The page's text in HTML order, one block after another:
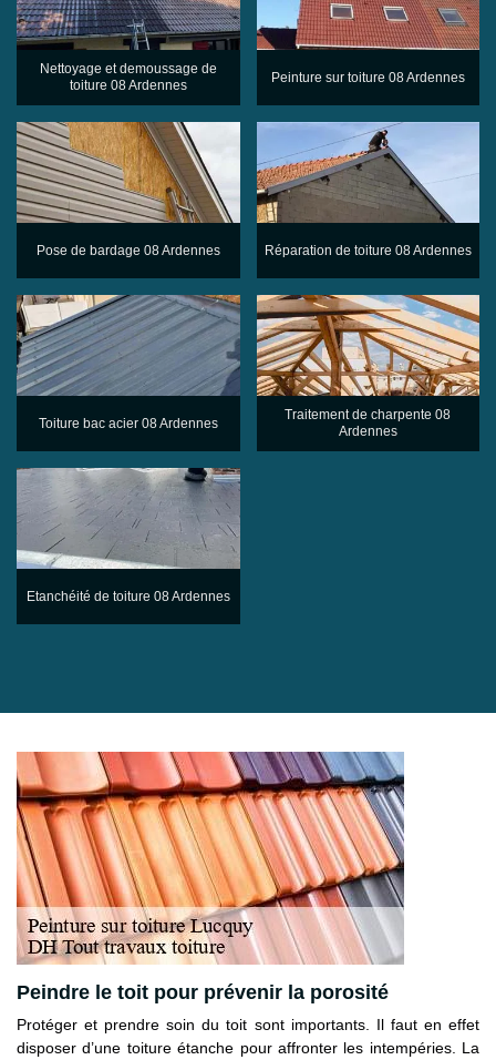
Nettoyage et demoussage de
toiture 08 Ardennes
Peinture sur toiture 08 Ardennes
Pose de bardage 08 Ardennes Réparation de toiture 08 Ardennes
Toiture bac acier 08 Ardennes
Traitement de charpente 08
Ardennes
Etanchéité de toiture 08 Ardennes
Peindre le toit pour prévenir la porosité
Protéger et prendre soin du toit sont importants. Il faut en effet
disposer d’une toiture étanche pour affronter les intempéries. La